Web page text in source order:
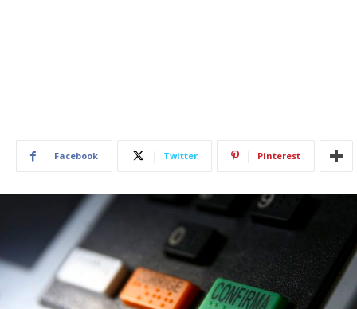
Facebook Twitter Pinterest